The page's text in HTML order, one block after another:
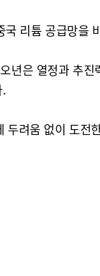
리튬 공급망을
년은 열정과 추
.
두려움 없이 도